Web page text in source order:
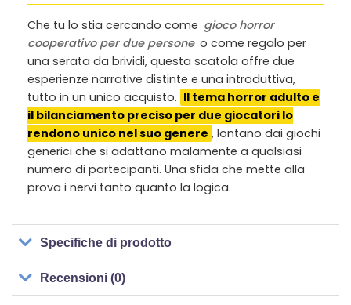
Che tu lo stia cercando come gioco horror
cooperativo per due persone o come regalo per
una serata da brividi, questa scatola offre due
esperienze narrative distinte e una introduttiva,
tutto in un unico acquisto. Il tema horror adulto e
il bilanciamento preciso per due giocatori lo
rendono unico nel suo genere , lontano dai giochi
generici che si adattano malamente a qualsiasi
numero di partecipanti. Una sfida che mette alla
prova i nervi tanto quanto la logica.
Specifiche di prodotto
Recensioni (0)